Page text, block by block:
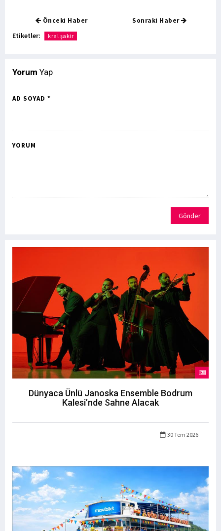
Önceki Haber Sonraki Haber
Etiketler: kral şakir
Yorum Yap
AD SOYAD *
YORUM
Gönder
Dünyaca Ünlü Janoska Ensemble Bodrum
Kalesi’nde Sahne Alacak
30 Tem 2026